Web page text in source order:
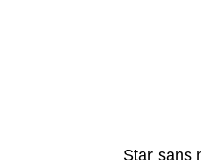
Star sans